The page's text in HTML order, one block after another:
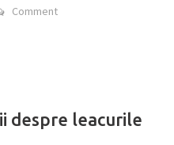
Comment
despre leacurile